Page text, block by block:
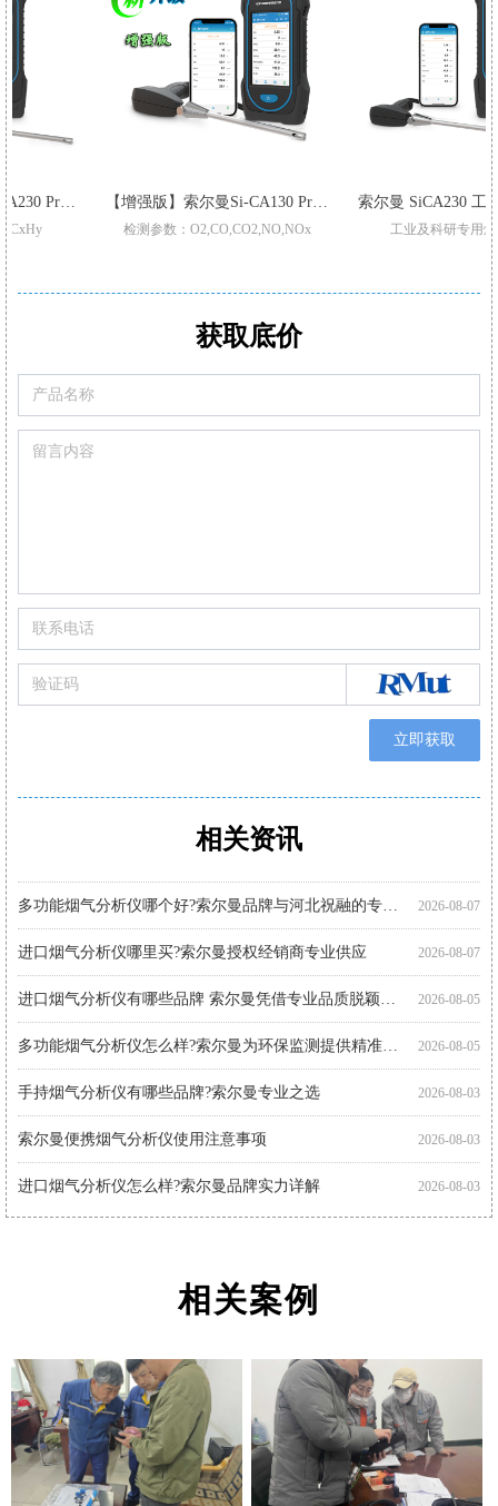
【增强版】索尔曼Si-CA130 Pro 烟气分析仪
检测参数：O2,CO,CO2,NO,NOx
标配2或3组气体传感器O2,CO,和Low NO/Low NOx
可现场更换的预校准智能型传感器
可设置停止气泵，保护CO传感器中毒
索尔曼
工业及科研专用烟气分析仪
支持2-6组气体传感器:O2,CO-H2,NO,Low NO,NO2Low NO2,SO2,Low SO2,H2S,和CxHy
CO自动稀释和保护量程:50000ppm
满足高精度氮氧化物/二氧化硫测量
立即获取
获取底价
相关资讯
购买便携式烟气分析仪注意事项 索尔曼品质之选
2026-08-07
2026-08-07
进口烟气分析仪哪里买?索尔曼授权经销商专业供应
2026-08-05
2026-08-05
2026-08-03
手持烟气分析仪有哪些品牌?索尔曼专业之选
2026-08-03
索尔曼便携烟气分析仪使用注意事项
2026-08-03
进口烟气分析仪怎么样?索尔曼品牌实力详解
便携烟气分析仪代理厂家优选：河北祝融环境科技
智能烟气分析仪有哪些品牌?索尔曼法国进口实力展现
进口烟气分析仪多少钱?推荐关注索尔曼进口品牌
手持式烟气分析仪哪个好?索尔曼品牌成行业优选
智能烟气分析仪哪个好?索尔曼以专业实力给出答案
索尔曼烟气分析仪使用步骤详解，专业操作指南看这里
烟气分析仪怎么选?进口仪器选购要点科普
手持烟气分析仪厂家代理推荐：索尔曼与河北祝融环境
多功能烟气分析仪使用注意事项：操作指南
相关案例